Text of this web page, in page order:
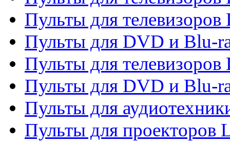
Пульты для телевизоров
Пульты для DVD и Blu-
Пульты для телевизоров
Пульты для DVD и Blu-
Пульты для
Пульты для проекторов